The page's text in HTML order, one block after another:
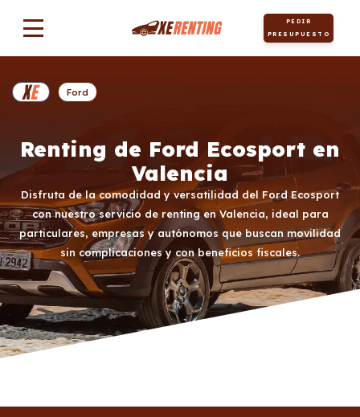
PEDIR
PRESUPUESTO
Renting de Ford Ecosport en
Valencia
Disfruta de la comodidad y versatilidad del Ford Ecosport
con nuestro servicio de renting en Valencia, ideal para
particulares, empresas y autónomos que buscan movilidad
sin complicaciones y con beneficios fiscales.
Ford